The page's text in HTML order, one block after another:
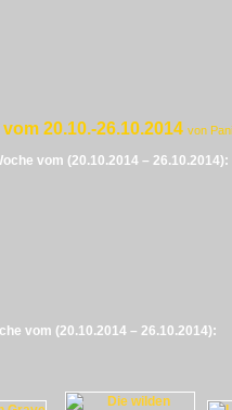
20.10.-26.10.2014 von
vom (20.10.2014 – 26.10.2014):
vom (20.10.2014 – 26.10.2014):